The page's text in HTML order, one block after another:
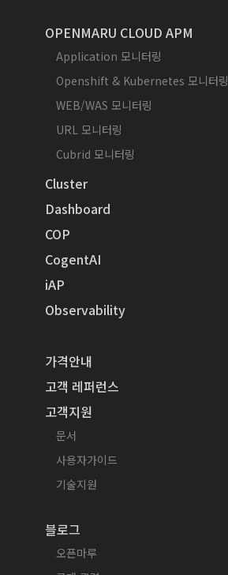
OPENMARU CLOUD APM
Application 모니터링
Openshift & Kubernetes 모니터링
WEB/WAS 모니터링
URL 모니터링
Cubrid 모니터링
Cluster
Dashboard
COP
CogentAI
iAP
Observability
가격안내
고객 레퍼런스
고객지원
문서
사용자가이드
기술지원
블로그
오픈마루